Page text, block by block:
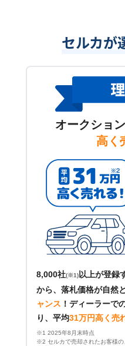
セルカが
オークショ
高く
8,000社(※1) 以上が登録
から、落札価格が自然
ャンス ！ ディーラーで
り、平均31万円高く売
※1 2025年8月末時点
※2 セルカで売却されたお客様